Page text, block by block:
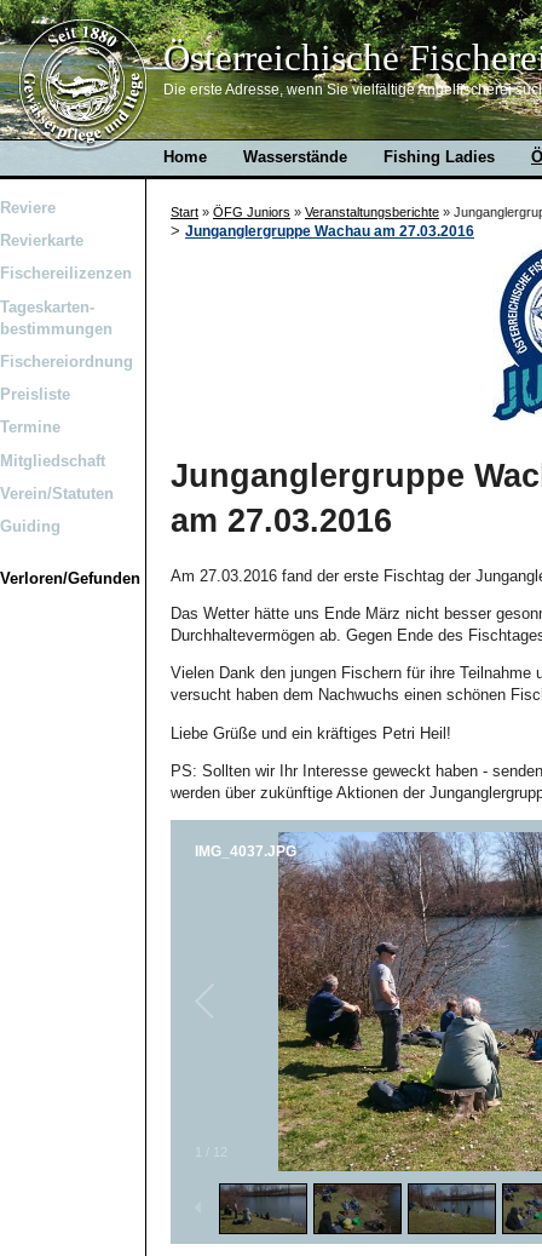
Österreichische
Die erste Adresse, wenn Sie vielfältige Angelfischerei
Home Wasserstände Fishing Ladies
Reviere
Revierkarte
Fischereilizenzen
Tageskarten-
bestimmungen
Fischereiordnung
Preisliste
Termine
Mitgliedschaft
Verein/Statuten
Guiding
Verloren/Gefunden
Start » ÖFG Juniors » Veranstaltungsberichte »
> Junganglergruppe Wachau am 27.03.2016
Junganglergruppe
am 27.03.2016
Am 27.03.2016 fand der erste Fischtag der
Das Wetter hätte uns Ende März nicht besser
Durchhaltevermögen ab. Gegen Ende des
Vielen Dank den jungen Fischern für ihre
versucht haben dem Nachwuchs einen schönen
Liebe Grüße und ein kräftiges Petri Heil!
PS: Sollten wir Ihr Interesse geweckt haben -
werden über zukünftige Aktionen der
/ 12
IMG_4037.JPG